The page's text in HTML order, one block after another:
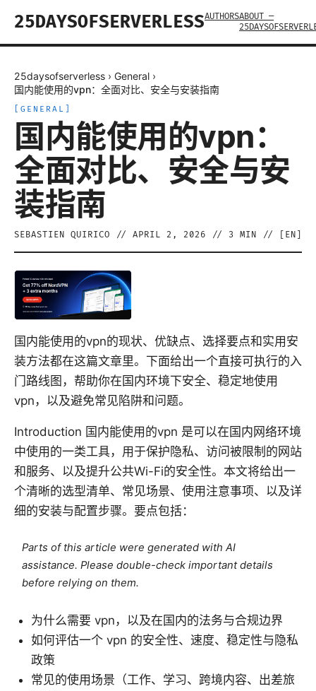
25DAYSOFSERVERLESSAUTHORSABOUT —
25daysofserverless › General ›
国内能使用的vpn：全面对比、安全与安装指南
GENERAL
国内能使用的vpn：
全面对比、安全与安
装指南
SEBASTIEN QUIRICO // APRIL 2, 2026 // 3 MIN // [ EN
国内能使用的vpn的现状、优缺点、选择要点和实用安
装方法都在这篇文章里。下面给出一个直接可执行的入
门路线图，帮助你在国内环境下安全、稳定地使用
vpn，以及避免常见陷阱和问题。
Introduction 国内能使用的vpn 是可以在国内网络环境
中使用的一类工具，用于保护隐私、访问被限制的网站
和服务、以及提升公共Wi-Fi的安全性。本文将给出一
个清晰的选型清单、常见场景、使用注意事项、以及详
细的安装与配置步骤。要点包括：
Parts of this article were generated with AI
assistance. Please double-check important details
before relying on them.
为什么需要 vpn，以及在国内的法务与合规边界
如何评估一个 vpn 的安全性、速度、稳定性与隐私
政策
常见的使用场景（工作、学习、跨境内容、出差旅